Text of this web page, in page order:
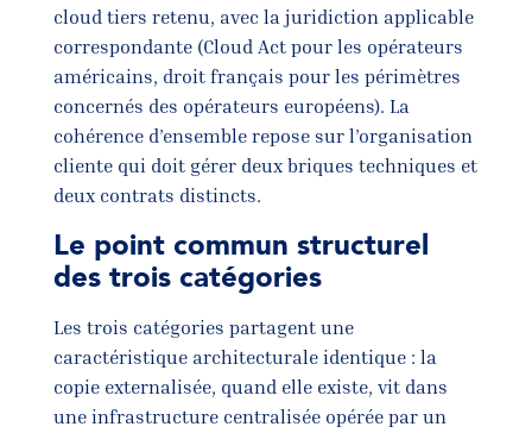
cloud tiers retenu, avec la juridiction applicable
correspondante (Cloud Act pour les opérateurs
américains, droit français pour les périmètres
concernés des opérateurs européens). La
cohérence d’ensemble repose sur l’organisation
cliente qui doit gérer deux briques techniques et
deux contrats distincts.
Le point commun structurel
des trois catégories
Les trois catégories partagent une
caractéristique architecturale identique : la
copie externalisée, quand elle existe, vit dans
une infrastructure centralisée opérée par un